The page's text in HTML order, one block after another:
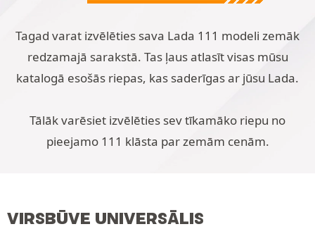
Tagad varat izvēlēties sava Lada 111 modeli zemāk
redzamajā sarakstā. Tas ļaus atlasīt visas mūsu
katalogā esošās riepas, kas saderīgas ar jūsu Lada.
Tālāk varēsiet izvēlēties sev tīkamāko riepu no
pieejamo 111 klāsta par zemām cenām.
VIRSBŪVE UNIVERSĀLIS